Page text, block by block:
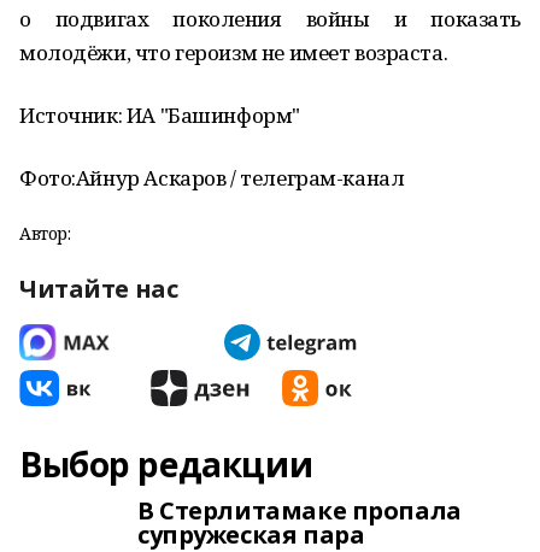
о подвигах поколения войны и показать
молодёжи, что героизм не имеет возраста.
Источник: ИА "Башинформ"
Фото:Айнур Аскаров / телеграм-канал
Автор:
Читайте нас
Выбор редакции
В Стерлитамаке пропала
супружеская пара